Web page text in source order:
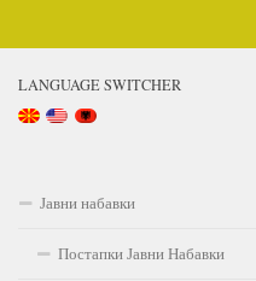
LANGUAGE SWITCHER
Јавни набавки
Постапки Јавни Набавки